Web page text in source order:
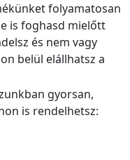
folyamatosan
is foghasd mielőtt
és nem vagy
belül elállhatsz a
gyorsan,
is rendelhetsz: